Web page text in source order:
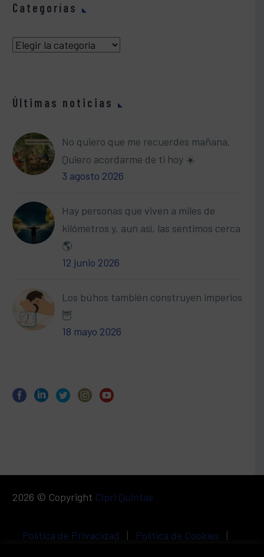
Categorías
Categorías
Últimas noticias
No quiero que me recuerdes mañana.
Quiero acordarme de ti hoy ☀️
3 agosto 2026
Hay personas que viven a miles de
kilómetros y, aun así, las sentimos cerca
🌎
12 junio 2026
Los búhos también construyen imperios
🦉
18 mayo 2026
2026 © Copyright Cipri Quintas
Política de Privacidad | Política de Cookies |